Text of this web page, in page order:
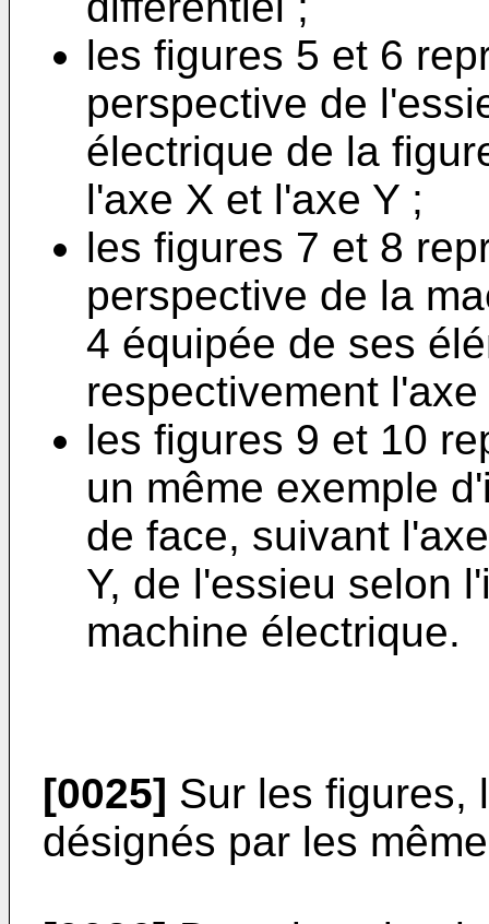
les figures 5 et 6
perspective de
électrique de la
l'axe X et l'axe Y ;
les figures 7 et 8
perspective de la
4 équipée de ses
respectivement
les figures 9 et 10
un même exemple
de face, suivant
Y, de l'essieu selon
machine électrique.
[0025] Sur les figures,
désignés par les